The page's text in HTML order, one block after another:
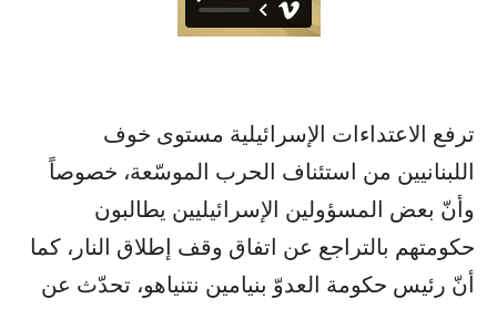
ترفع الاعتداءات الإسرائيلية مستوى خوف
اللبنانيين من استئناف الحرب الموسّعة، خصوصاً
وأنّ بعض المسؤولين الإسرائيليين يطالبون
حكومتهم بالتراجع عن اتفاق وقف إطلاق النار، كما
أنّ رئيس حكومة العدوّ بنيامين نتنياهو، تحدّث عن